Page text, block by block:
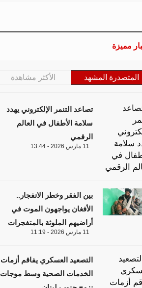
مميزة
المتصدرة المشهد الأكثر مشاهدة
تصاعد التنمر الإلكتروني يهدد
سلامة الأطفال في العالم
الرقمي
11 مارس 2026 - 13:44
بين الفقر وخطر الانفجار..
الأفغان يواجهون الموت في
أراضيهم الملوثة بالمتفجرات
11 مارس 2026 - 11:19
التصعيد العسكري يفاقم أزمات
الخدمات الصحية وسط موجات